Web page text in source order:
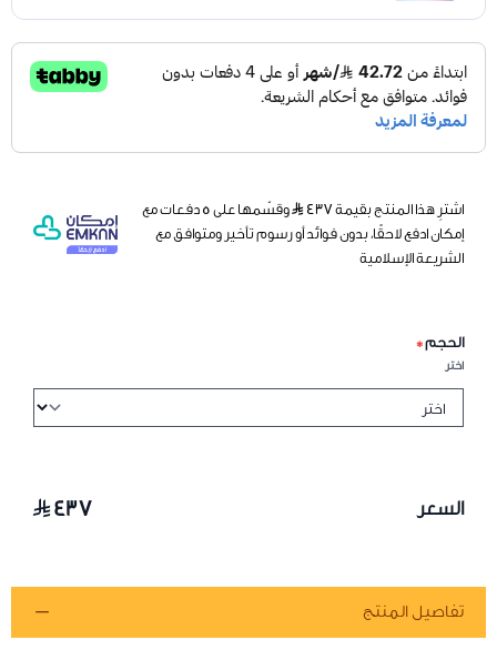
اشترِ هذا المنتج بقيمة ٤٣٧
وقسّمها على 5 دفعات مع
إمكان ادفع لاحقًا، بدون فوائد أو رسوم تأخير ومتوافق مع
الشريعة الإسلامية
الحجم*
اختر
السعر ٤٣٧
تفاصيل المنتج